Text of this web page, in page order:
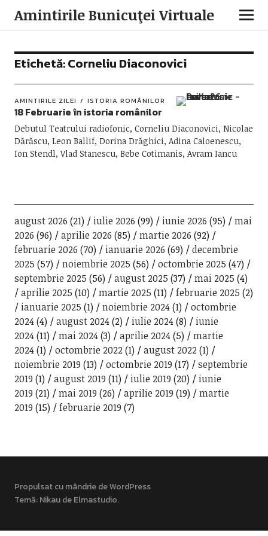
Amintirile Bunicuţei Virtuale
Etichetă:Corneliu Diaconovici
AMINTIRILE ZILEI ISTORIA ROMÂNILOR
18 Februarie în istoria românilor
Debutul Teatrului radiofonic, Corneliu Diaconovici, Nicolae
Dărăscu, Leon Ballif, Dorina Drăghici, Adina Caloenescu,
Ion Stendl, Vlad Stanescu, Bebe Cotimanis, Avram Iancu
august 2026 (21) iulie 2026 (99) iunie 2026 (95)
mai
2026 (96) aprilie 2026 (85) martie 2026 (92)
februarie 2026 (70) ianuarie 2026 (69)
decembrie
2025 (57) noiembrie 2025 (56) octombrie 2025 (47)
septembrie 2025 (56) august 2025 (37) mai 2025 (4)
aprilie 2025 (10) martie 2025 (11) februarie 2025 (2)
ianuarie 2025 (1) noiembrie 2024(1)
octombrie
2024(4) august 2024(2) iulie 2024(8)
iunie
2024(11) mai 2024(3) aprilie 2024(5)
martie
2024(1) octombrie 2022(1) august 2022(1)
noiembrie 2019 (13) octombrie 2019 (17)
septembrie
2019 (1) august 2019 (11) iulie 2019 (20)
iunie
2019 (21) mai 2019 (26) aprilie 2019 (19)
martie
2019 (15) februarie 2019 (7)
Propulsat cu mândrie de WordPress
Temă: Nikau deElmastudio.